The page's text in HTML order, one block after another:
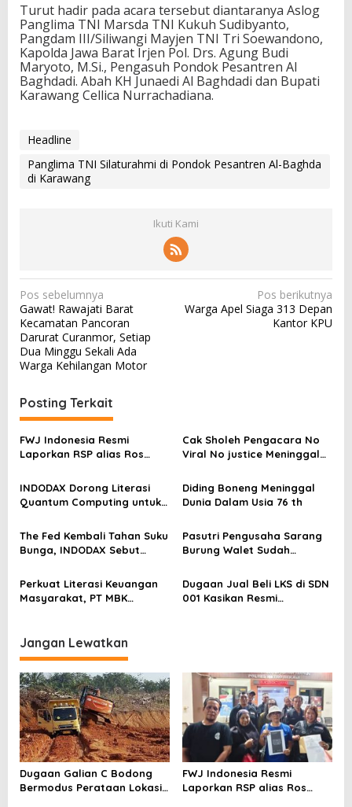
Turut hadir pada acara tersebut diantaranya Aslog
Panglima TNI Marsda TNI Kukuh Sudibyanto,
Pangdam III/Siliwangi Mayjen TNI Tri Soewandono,
Kapolda Jawa Barat Irjen Pol. Drs. Agung Budi
Maryoto, M.Si., Pengasuh Pondok Pesantren Al
Baghdadi. Abah KH Junaedi Al Baghdadi dan Bupati
Karawang Cellica Nurrachadiana.
Headline
Panglima TNI Silaturahmi di Pondok Pesantren Al-Baghda
di Karawang
Ikuti Kami
N
a
v
i
a
s
i
o
s
Pos sebelumnya
Gawat! Rawajati Barat
Kecamatan Pancoran
Darurat Curanmor, Setiap
Dua Minggu Sekali Ada
Warga Kehilangan Motor
Pos berikutnya
Warga Apel Siaga 313 Depan
Kantor KPU
Posting Terkait
FWJ Indonesia Resmi
Laporkan RSP alias Ros
Cak Sholeh Pengacara No
Viral No justice Meninggal
INDODAX Dorong Literasi
Quantum Computing untuk
Blockchain
Diding Boneng Meninggal
Dunia Dalam Usia 76 th
The Fed Kembali Tahan Suku
Bunga, INDODAX Sebut
Sentimen Pasar
Pasutri Pengusaha Sarang
Burung Walet Sudah
Pelapor Desak Polda Jambi
Segera Lakukan Penahanan
Perkuat Literasi Keuangan
Masyarakat, PT MBK
Dugaan Jual Beli LKS di SDN
001 Kasikan Resmi
Jangan Lewatkan
Dugaan Galian C Bodong
Bermodus Perataan Lokasi
FWJ Indonesia Resmi
Laporkan RSP alias Ros